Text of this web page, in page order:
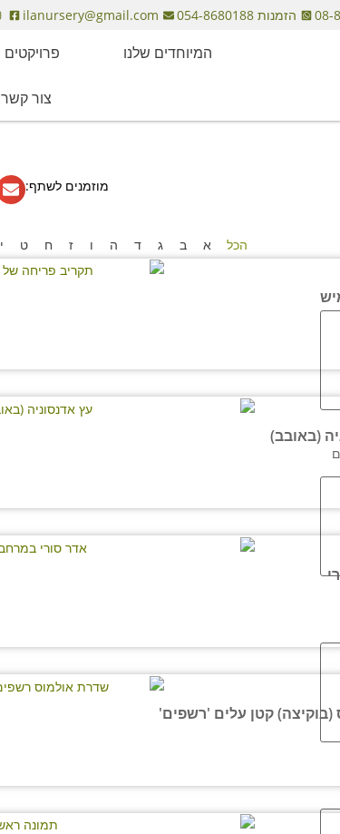
הזמנות 054-8680188 ilanursery@gmail.com
המיוחדים שלנו פרויקטים
צור קשר
מוזמנים לשתף:
א ב ג ד ה ו ז ח ט י הכל
(באובב)
(בוקיצה) קטן עלים 'רשפים'